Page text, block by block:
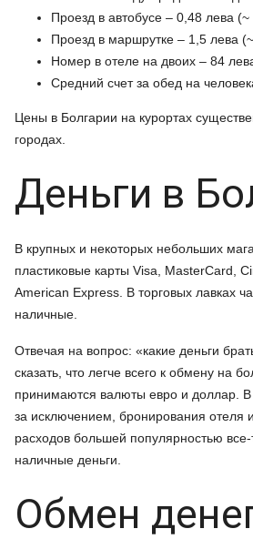
Проезд в автобусе – 0,48 лева (~
Проезд в маршрутке – 1,5 лева
Номер в отеле на двоих – 84
Средний счет за обед на
Цены в Болгарии на курортах
городах.
Деньги в
В крупных и некоторых небольших
пластиковые карты Visa, MasterCard,
American Express. В торговых лавках
наличные.
Отвечая на вопрос: «какие деньги
сказать, что легче всего к обмену на
принимаются валюты евро и доллар. В
за исключением, бронирования отеля
расходов большей популярностью все-
наличные деньги.
Обмен